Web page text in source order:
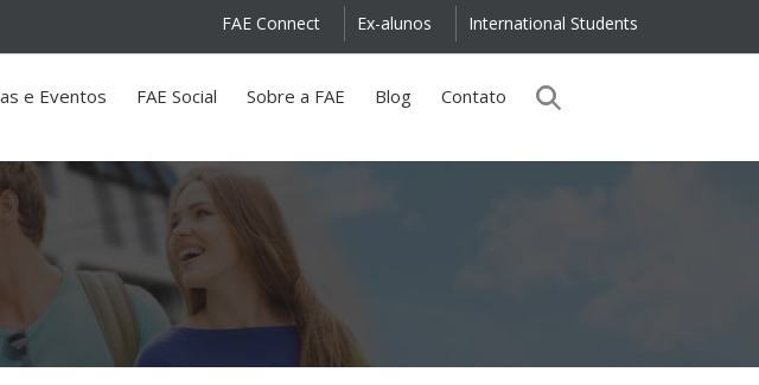
International Students
Ex-alunos
FAE Connect
e Eventos FAE Social Sobre a FAE Blog Contato